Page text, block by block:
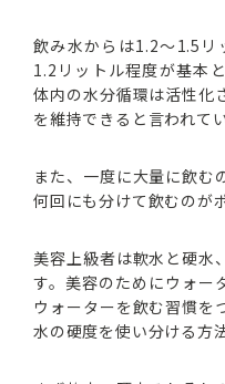
飲み水からは1.2～1.5リ
1.2リットル程度が基本
体内の水分循環は活性化
を維持できると言われてい
また、一度に大量に飲む
何回にも分けて飲むのが
美容上級者は軟水と硬水
す。美容のためにウォー
ウォーターを飲む習慣を
水の硬度を使い分ける方